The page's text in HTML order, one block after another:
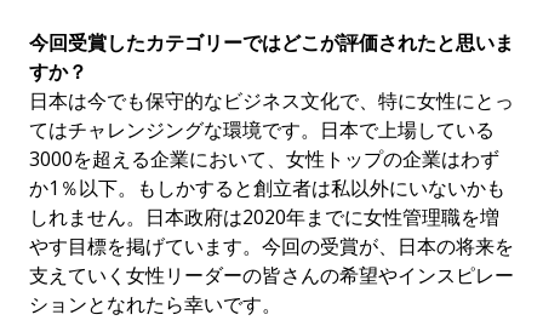
今回受賞したカテゴリーではどこが評価されたと思いま
すか？
日本は今でも保守的なビジネス文化で、特に女性にとっ
てはチャレンジングな環境です。日本で上場している
3000を超える企業において、女性トップの企業はわず
か1％以下。もしかすると創立者は私以外にいないかも
しれません。日本政府は2020年までに女性管理職を増
やす目標を掲げています。今回の受賞が、日本の将来を
支えていく女性リーダーの皆さんの希望やインスピレー
ションとなれたら幸いです。